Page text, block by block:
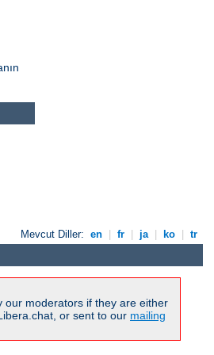
Mevcut Diller: en fr ja ko tr
our moderators if they are either
or sent to our mailing